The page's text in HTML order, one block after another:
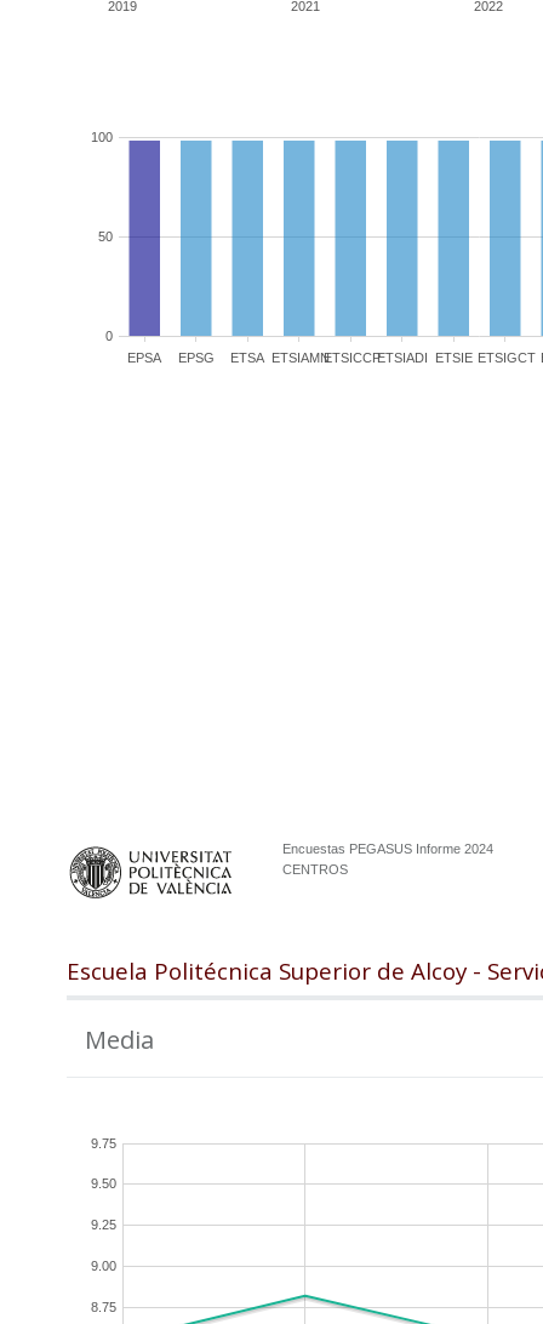
2019 2021 2022
EPSA EPSG ETSA ETSIAMNETSICCPETSIADI ETSIE ETSIGCT
0
50
100
Encuestas PEGASUS Informe 2024
CENTROS
Escuela Politécnica Superior de Alcoy -
Media
8.75
9.00
9.25
9.50
9.75